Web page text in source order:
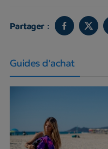
Partager :
Guides d'achat